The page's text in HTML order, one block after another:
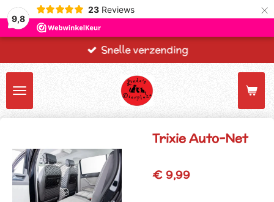
9,8
23 Reviews ×
Snelle verzending
Trixie Auto-Net
€ 9,99